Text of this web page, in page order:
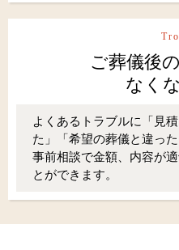
ご葬儀後
なく
よくあるトラブルに「見
た」「希望の葬儀と違っ
事前相談で金額、内容が
とができます。